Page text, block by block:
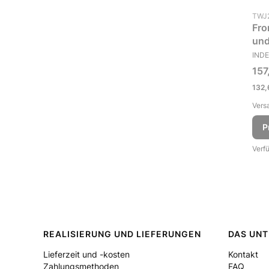
Fußzeilenmenü
REALISIERUNG UND LIEFERUNGEN
Lieferzeit und -kosten
Zahlungsmethoden
DAS
Kontakt
FAQ